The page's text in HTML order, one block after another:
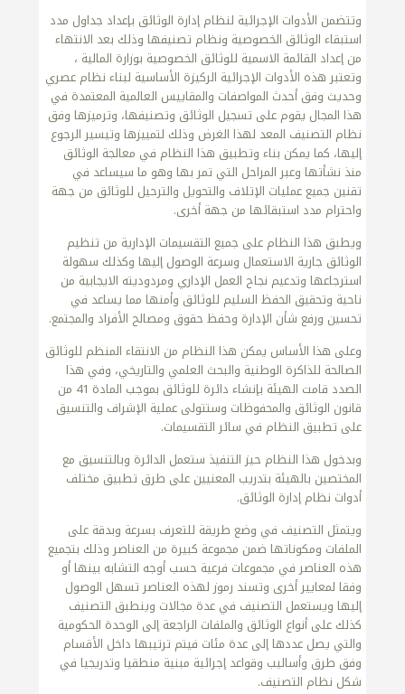
وتتضمن الأدوات الإجرائية لنظام إدارة الوثائق بإعداد جداول مدد
استبقاء الوثائق الخصوصية ونظام تصنيفها وذلك بعد الانتهاء
من إعداد القائمة الاسمية للوثائق الخصوصية بوزارة المالية ،
وتعتبر هذه الأدوات الإجرائية الركيزة الأساسية لبناء نظام عصري
وحديث وفق أحدث المواصفات والمقاييس العالمية المعتمدة في
هذا المجال يقوم على تسجيل الوثائق وتصنيفها، وترميزها وفق
نظام التصنيف المعد لهذا الغرض وذلك لتمييزها وتيسير الرجوع
إليها، كما يمكن بناء وتطبيق هذا النظام في معالجة الوثائق
منذ نشأتها وعبر المراحل التي تمر بها وهو ما سيساعد في
تقنين جميع عمليات الإتلاف والتحويل والترحيل للوثائق من جهة
واحترام مدد استبقائها من جهة أخرى.
ويطبق هذا النظام على جميع التقسيمات الإدارية من تنظيم
الوثائق جارية الاستعمال وسرعة الوصول إليها وكذلك سهولة
استرجاعها وتدعيم نجاح العمل الإداري ومردوديته الايجابية من
ناحية وتحقيق الحفظ السليم للوثائق وأمنها مما يساعد في
تحسين ورفع شأن الإدارة وحفظ حقوق ومصالح الأفراد والمجتمع.
وعلى هذا الأساس يمكن هذا النظام من الانتقاء المنظم للوثائق
الصالحة للذاكرة الوطنية والبحث العلمي والتاريخي، وفي هذا
الصدد قامت الهيئة بإنشاء دائرة للوثائق بموجب المادة 41 من
قانون الوثائق والمحفوظات وستتولى عملية الإشراف والتنسيق
على تطبيق النظام في سائر التقسيمات.
وبدخول هذا النظام حيز التنفيذ ستعمل الدائرة وبالتنسيق مع
المختصين بالهيئة بتدريب المعنيين على طرق تطبيق مختلف
أدوات نظام إدارة الوثائق.
ويتمثل التصنيف في وضع طريقة للتعرف بسرعة وبدقة على
الملفات ومكوناتها ضمن مجموعة كبيرة من العناصر وذلك بتجميع
هذه العناصر في مجموعات فرعية حسب أوجه التشابه بينها أو
وفقا لمعايير أخرى وتسند رموز لهذه العناصر تسهل الوصول
إليها ويستعمل التصنيف في عدة مجالات وينطبق التصنيف
كذلك على أنواع الوثائق والملفات الراجعة إلى الوحدة الحكومية
والتي يصل عددها إلى عدة مئات فيتم ترتيبها داخل الأقسام
وفق طرق وأساليب وقواعد إجرائية مبنية منطقيا وتدريجيا في
شكل نظام التصنيف.